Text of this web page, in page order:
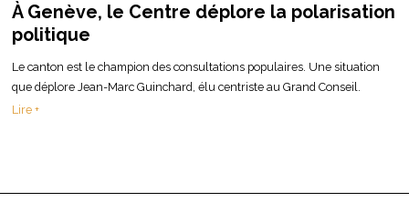
À Genève, le Centre déplore la polarisation
politique
Le canton est le champion des consultations populaires. Une situation
que déplore Jean-Marc Guinchard, élu centriste au Grand Conseil.
Lire +